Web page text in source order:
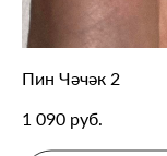
Пин Чәчәк 2
1 090 pуб.